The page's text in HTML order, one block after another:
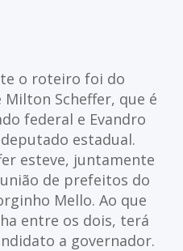
o roteiro foi do
Scheffer, que é
federal e Evandro
estadual.
esteve, juntamente
de prefeitos do
Mello. Ao que
entre os dois, terá
a governador.